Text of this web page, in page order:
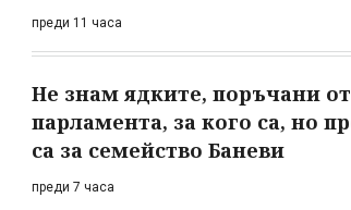
преди 11 часа
Не знам ядките, поръчани от
парламента, за кого са, но
са за семейство Баневи
преди 7 часа